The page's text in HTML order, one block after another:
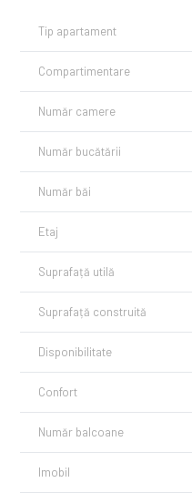
Tip apartament
Compartimentare
Număr camere
Număr bucătării
Număr băi
Etaj
Suprafață utilă
Suprafață construită
Disponibilitate
Confort
Număr balcoane
Imobil